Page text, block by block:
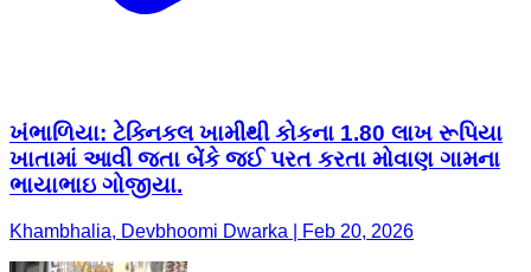
ખંભાળિયા: ટેક્નિકલ ખામીથી કોકના 1.80 લાખ રૂપિયા
ખાતામાં આવી જતા બેંકે જઈ પરત કરતા મોવાણ ગામના
ભાયાભાઇ ગોજીયા.
Khambhalia, Devbhoomi Dwarka | Feb 20, 2026